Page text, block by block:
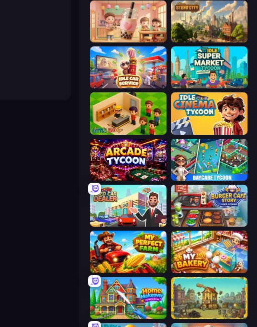
Boba Shop Steam City
Idle Car Service: Tycoon Idle Supermarket Tycoon
Little Shop Idle Cinema Tycoon
Arcade Tycoon DayCare Tycoon
Used Car Dealer Tycoon Burger Cafe Story ASMR Cooking
My Perfect Farm My bakery
Home Makeover Cleaning Game The Garbaggio Hotel